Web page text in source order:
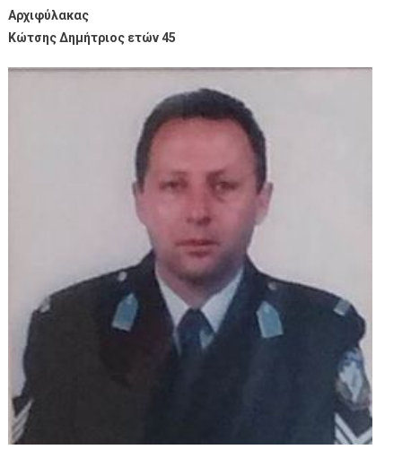
Αρχιφύλακας
Κώτσης Δημήτριος ετών 45